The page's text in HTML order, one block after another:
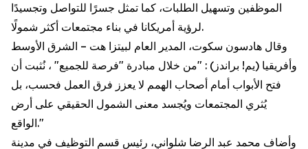
الموظفين وتسهيل الطلبات، كما تمثل جسرًا للتواصل وتجسيدًا
لرؤية أمريكانا في بناء مجتمعات أكثر شمولًا.
وقال هادسون سكوت، المدير العام لبيتزا هت – الشرق الأوسط
وأفريقيا (يم! براندز) : "من خلال مبادرة "فرصة للجميع" ، نُثبت أن
فتح الأبواب أمام أصحاب الهمم لا يعزز فرق العمل فحسب، بل
يُثري المجتمعات ويُجسد معنى الشمول الحقيقي على أرض
الواقع."
وأضاف محمد عبد الرضا شلواني، رئيس قسم التوظيف في مدينة